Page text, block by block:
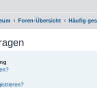
Foren-Übersicht Häufig